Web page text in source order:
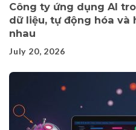
Công ty ứng dụng AI
dữ liệu, tự động hóa và
nhau
July 20, 2026